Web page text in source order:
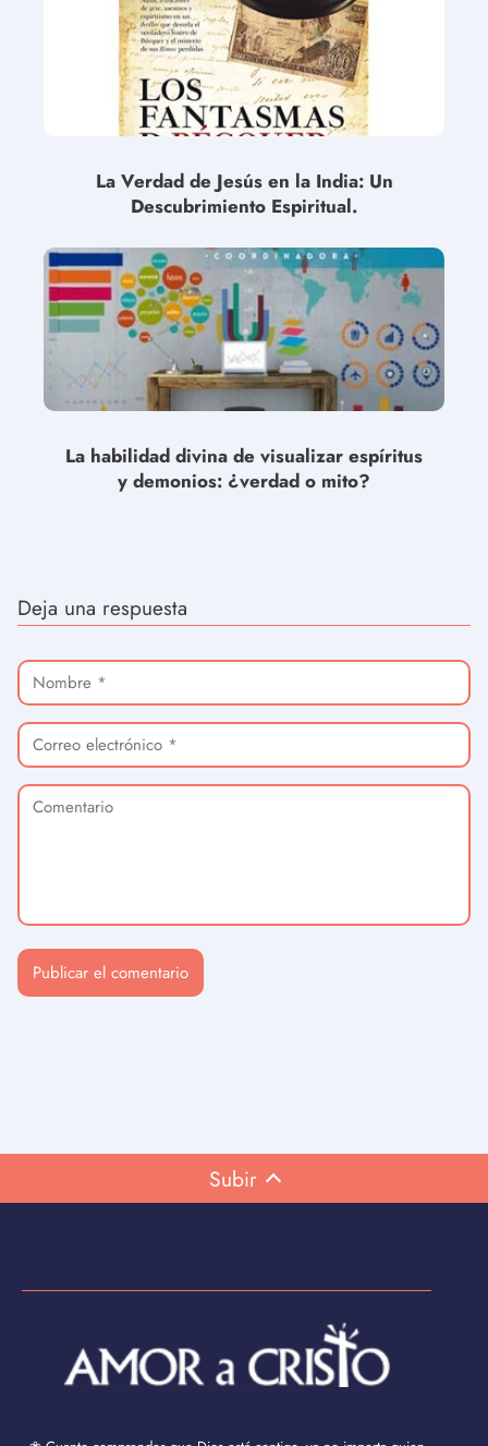
La Verdad de Jesús en la India: Un
Descubrimiento Espiritual.
La habilidad divina de visualizar espíritus
y demonios: ¿verdad o mito?
Deja una respuesta
Subir